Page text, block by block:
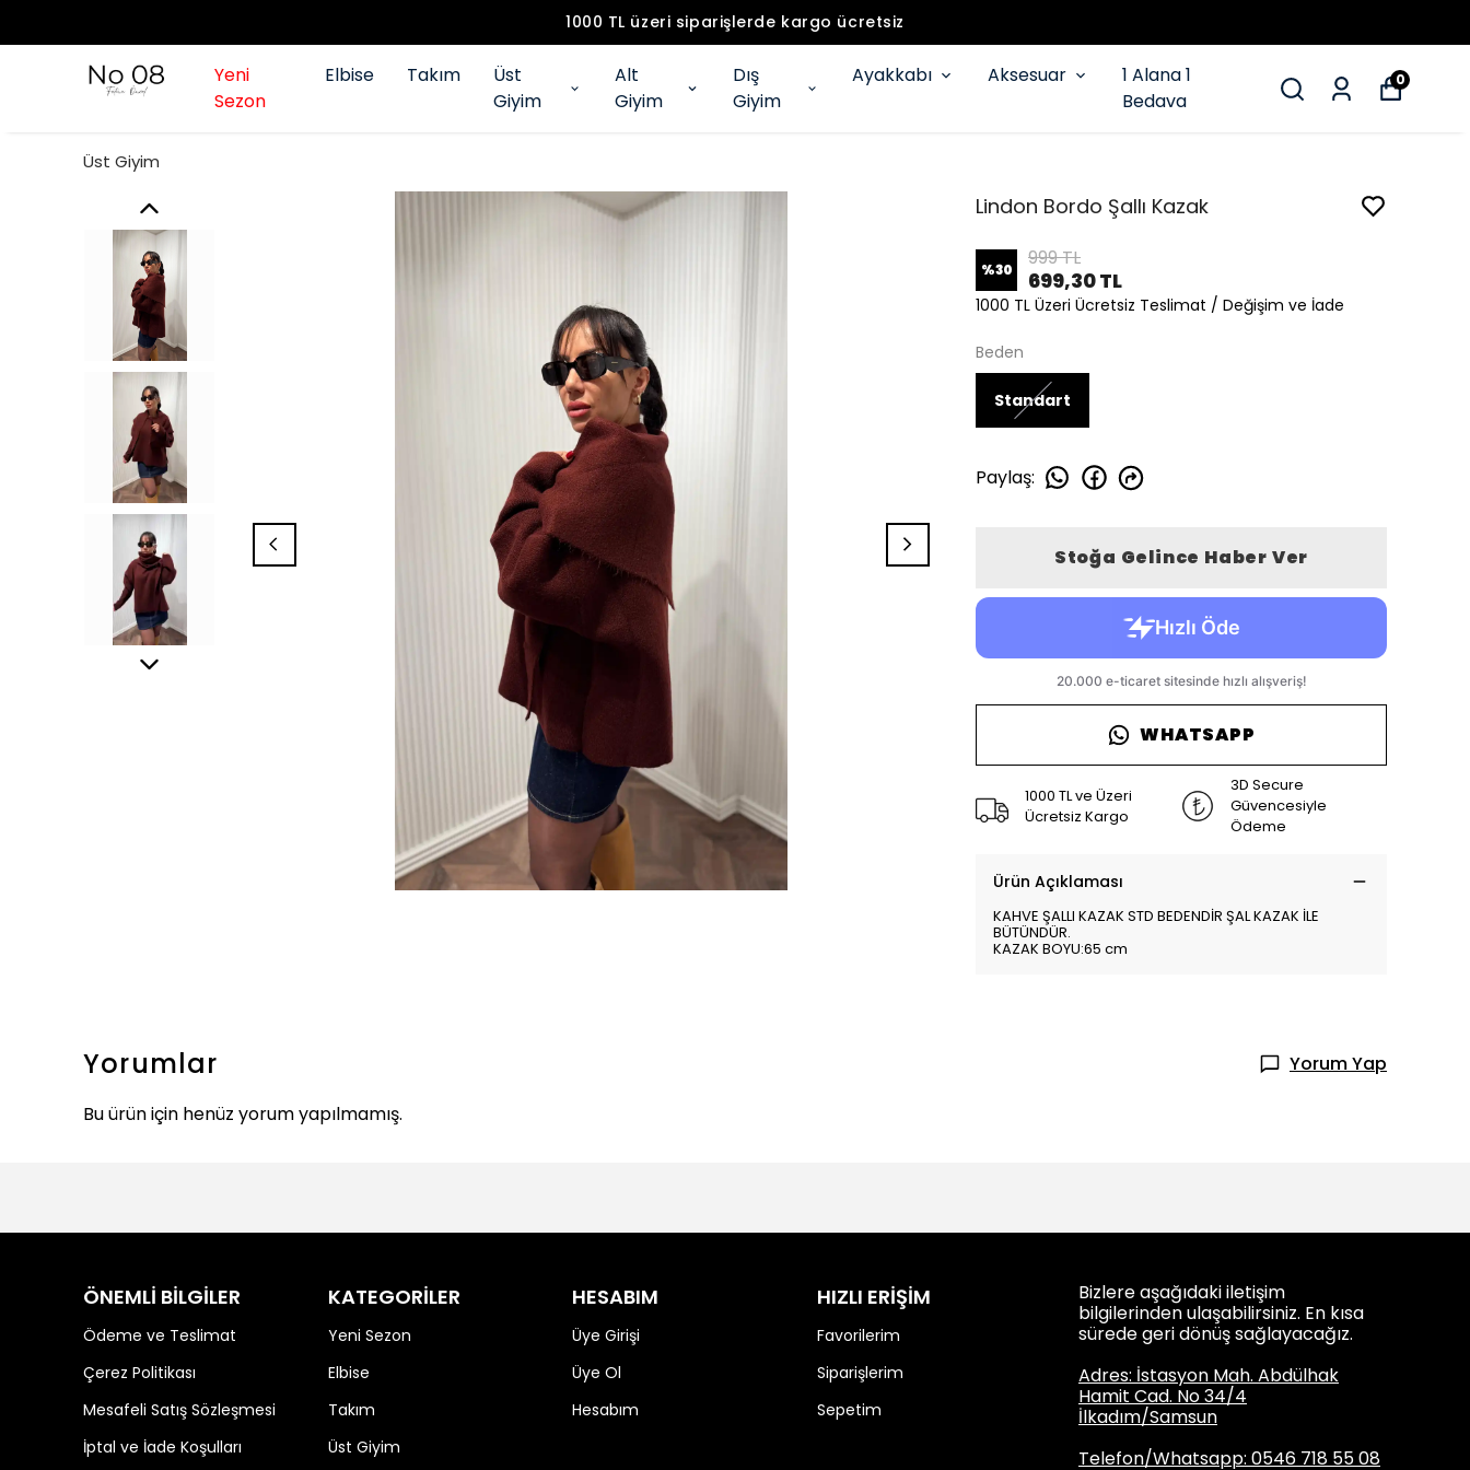
1000 TL üzeri siparişlerde kargo ücretsiz
Yeni
Sezon
Elbise Takım
Üst
Giyim
Alt
Giyim
Dış
Giyim
Ayakkabı Aksesuar
1 Alana 1
Bedava
0
Üst Giyim
Lindon Bordo Şallı Kazak
%30 999 TL
699,30 TL
1000 TL Üzeri Ücretsiz Teslimat / Değişim ve İade
Beden
Standart
Paylaş:
Stoğa Gelince Haber Ver
WHATSAPP
1000 TL ve Üzeri
Ücretsiz Kargo
3D Secure
Güvencesiyle
Ödeme
Ürün Açıklaması
KAHVE ŞALLI KAZAK STD BEDENDİR ŞAL KAZAK İLE
BÜTÜNDÜR.
KAZAK BOYU:65 cm
Yorumlar
Yorum Yap
Bu ürün için henüz yorum yapılmamış.
ÖNEMLİ BİLGİLER
Ödeme ve Teslimat
Çerez Politikası
Mesafeli Satış Sözleşmesi
İptal ve İade Koşulları
KATEGORİLER
Yeni Sezon
Elbise
Takım
Üst Giyim
HESABIM
Üye Girişi
Üye Ol
Hesabım
HIZLI ERİŞİM
Favorilerim
Siparişlerim
Sepetim
Bizlere aşağıdaki iletişim
bilgilerinden ulaşabilirsiniz. En kısa
sürede geri dönüş sağlayacağız.
Adres: İstasyon Mah. Abdülhak
Hamit Cad. No 34/4
İlkadım/Samsun
Telefon/Whatsapp: 0546 718 55 08